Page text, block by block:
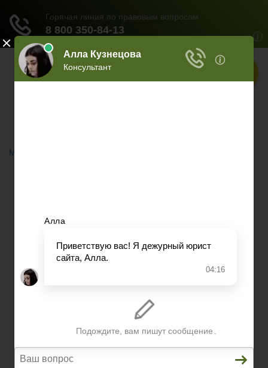
Меню
ОБРАЗОВАНИЕ